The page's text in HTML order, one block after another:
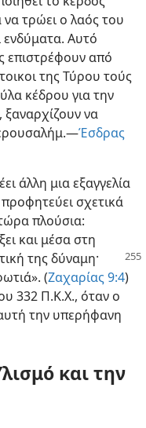
τρώει ο λαός του
ενδύματα. Αυτό
επιστρέφουν από
της Τύρου τούς
κέδρου για την
να
Έσδρας
άλλη μια εξαγγελία
σχετικά
πλούσια:
και μέσα στη
της δύναμη·
(Ζαχαρίας 9:4)
332 Π.Κ.Χ., όταν ο
την υπερήφανη
και την